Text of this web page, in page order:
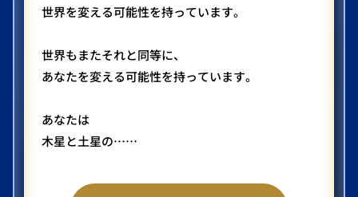
世界を変える可能性を持っています。
世界もまたそれと同等に、
あなたを変える可能性を持っています。
あなたは
木星と土星の……